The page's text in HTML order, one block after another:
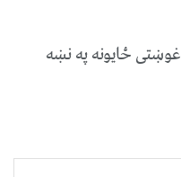
غوښتى ځایونه په نښه